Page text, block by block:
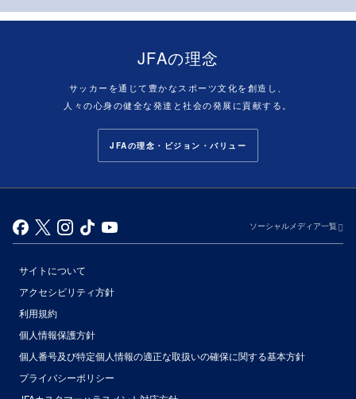
JFAの理念
サッカーを通じて豊かなスポーツ文化を創造し、
人々の心身の健全な発達と社会の発展に貢献する。
JFAの理念・ビジョン・バリュー
ソーシャルメディア一覧
サイトについて
アクセシビリティ方針
利用規約
個人情報保護方針
個人番号及び特定個人情報の適正な取扱いの確保に関する基本方針
プライバシーポリシー